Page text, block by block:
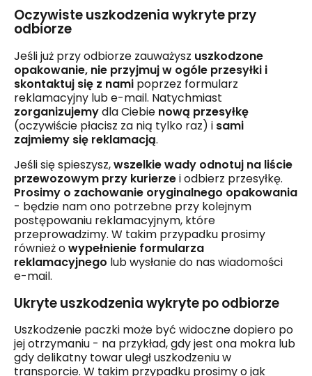
Oczywiste uszkodzenia wykryte przy
odbiorze
Jeśli już przy odbiorze zauważysz uszkodzone
opakowanie, nie przyjmuj w ogóle przesyłki i
skontaktuj się z nami poprzez formularz
reklamacyjny lub e-mail. Natychmiast
zorganizujemydla Ciebie nową przesyłkę
(oczywiście płacisz za nią tylko raz) i sami
zajmiemy się reklamacją.
Jeśli się spieszysz,wszelkie wady odnotuj na liście
przewozowym przy kurierzei odbierz przesyłkę.
Prosimy o zachowanie oryginalnego opakowania
- będzie nam ono potrzebne przy kolejnym
postępowaniu reklamacyjnym, które
przeprowadzimy. W takim przypadku prosimy
również owypełnienie formularza
reklamacyjnego lub wysłanie do nas wiadomości
e-mail.
Ukryte uszkodzenia wykryte po odbiorze
Uszkodzenie paczki może być widoczne dopiero po
jej otrzymaniu - na przykład, gdy jest ona mokra lub
gdy delikatny towar uległ uszkodzeniu w
transporcie. W takim przypadku prosimy o jak